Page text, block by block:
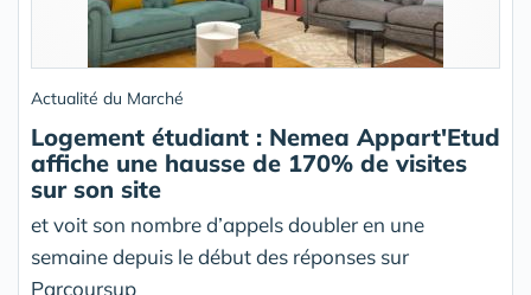
Actualité du Marché
Logement étudiant : Nemea Appart'Etud
affiche une hausse de 170% de visites
sur son site
et voit son nombre d’appels doubler en une
semaine depuis le début des réponses sur
Parcoursup